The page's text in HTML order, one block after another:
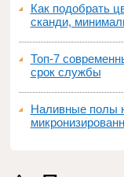
Как подобрать
сканди,
Топ‑7
срок службы
Наливные полы